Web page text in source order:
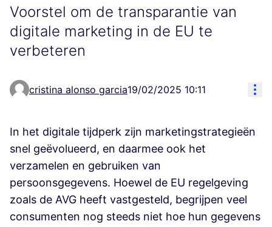
Voorstel om de transparantie van
digitale marketing in de EU te
verbeteren
cristina alonso garcia19/02/2025 10:11
In het digitale tijdperk zijn marketingstrategieën
snel geëvolueerd, en daarmee ook het
verzamelen en gebruiken van
persoonsgegevens. Hoewel de EU regelgeving
zoals de AVG heeft vastgesteld, begrijpen veel
consumenten nog steeds niet hoe hun gegevens